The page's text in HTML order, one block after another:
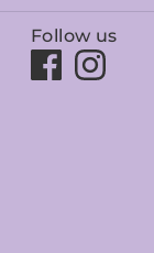
Follow us